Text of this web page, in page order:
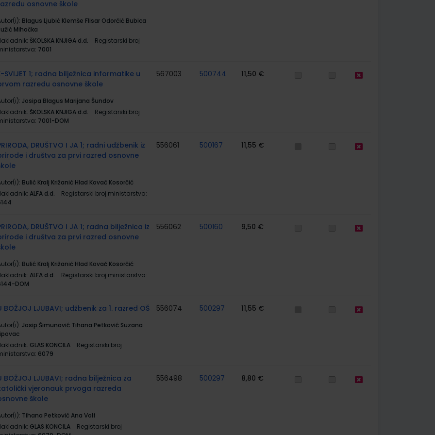
osnovne škole
Blagus Ljubić Klemše Flisar Odorčić Bubica
Mihočka
ŠKOLSKA KNJIGA d.d.
Registarski broj
7001
SVIJET 1; radna bilježnica informatike u
razredu osnovne škole
Josipa Blagus Marijana Šundov
ŠKOLSKA KNJIGA d.d.
Registarski broj
7001-DOM
567003 500744 11,50 €
DRUŠTVO I JA 1; radni udžbenik iz
i društva za prvi razred osnovne
Bulić Kralj Križanić Hlad Kovač Kosorčić
ALFA d.d.
Registarski broj ministarstva:
556061 500167 11,55 €
DRUŠTVO I JA 1; radna bilježnica iz
i društva za prvi razred osnovne
Bulić Kralj Križanić Hlad Kovač Kosorčić
ALFA d.d.
Registarski broj ministarstva:
DOM
556062 500160 9,50 €
BOŽJOJ LJUBAVI; udžbenik za 1. razred OŠ
Josip Šimunović Tihana Petković Suzana
GLAS KONCILA
Registarski broj
6079
556074 500297 11,55 €
BOŽJOJ LJUBAVI; radna bilježnica za
vjeronauk prvoga razreda
škole
Tihana Petković Ana Volf
GLAS KONCILA
Registarski broj
556498 500297 8,80 €